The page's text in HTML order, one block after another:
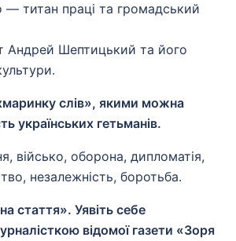
— титан праці та громадський
Андрей Шептицький та його
слів», якими можна
українських гетьманів.
військо, оборона, дипломатія,
незалежність, боротьба.
стаття». Уявіть себе
відомої газети «Зоря